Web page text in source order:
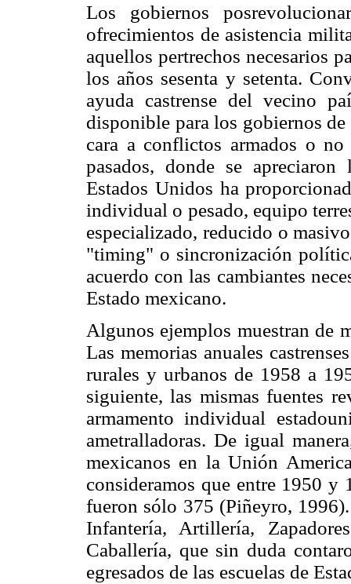
Los gobiernos
ofrecimientos de asistencia
aquellos pertrechos necesarios
los años sesenta y setenta.
ayuda castrense del vecino
disponible para los gobiernos de
cara a conflictos armados o
pasados, donde se
Estados Unidos ha
individual o pesado, equipo
especializado, reducido o
"timing" o sincronización
acuerdo con las cambiantes
Estado mexicano.
Algunos ejemplos muestran de
Las memorias anuales
rurales y urbanos de 1958 a
siguiente, las mismas fuentes
armamento individual
ametralladoras. De igual
mexicanos en la Unión
consideramos que entre 1950
fueron sólo 375 (Piñeyro,
Infantería, Artillería,
Caballería, que sin duda
egresados de las escuelas de